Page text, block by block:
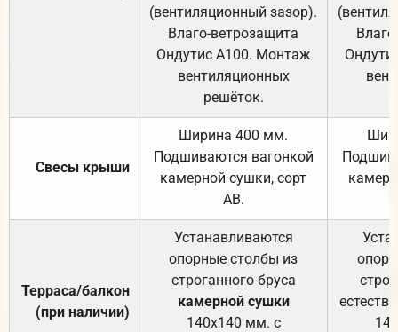
(вентиляционный зазор).
Влаго-ветрозащита
Ондутис А100. Монтаж
вентиляционных
решёток.
Свесы крыши
Ширина 400 мм.
Подшиваются вагонкой
камерной сушки, сорт
АВ.
Терраса/балкон
(при наличии)
Устанавливаются
опорные столбы из
строганного бруса
камерной сушки
140х140 мм. с